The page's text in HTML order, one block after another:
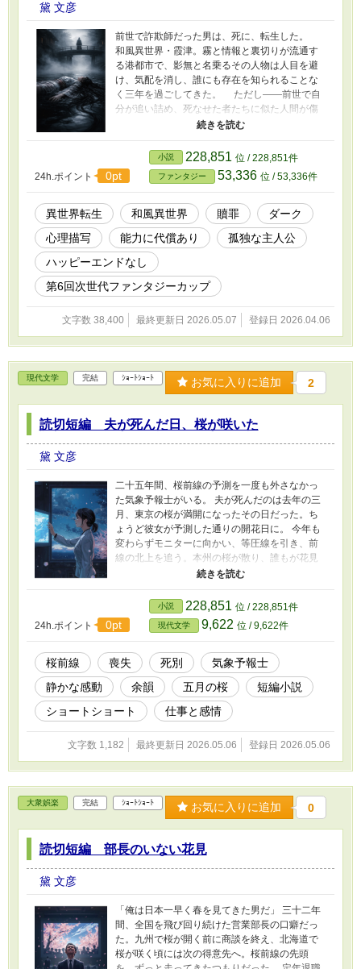
黛 文彦
前世で詐欺師だった男は、死に、転生した。
和風異世界・霞津。霧と情報と裏切りが流通す
る港都市で、影無と名乗るその人物は人目を避
け、気配を消し、誰にも存在を知られることな
く三年を過ごしてきた。 ただし——前世で自
分が追い詰め、死なせた者たちに似た人間が傷
つけられそうなとき、影無は動く。顔を変え、
名を変え、それが本当に贖罪なのか自己満足な
のか自分でも判断できないまま、密かに、その
手を伸ばし続ける。 能力を使うたびに、感情
が摩耗する。 感情が消えていけば、精霊・澪
の声も、やがて消える。 感情がすべて消えた
とき、影無は何のために動いているのか——も
はや知る術もなくなる。 これは勝利の物語で
はない。 成長の物語でも、ない。 罪を抱え
た人間が、罪と同じ形をした善意を使いなが
ら、少しずつ人間でなくなっていく——その過
程を、静かに、丁寧に描く。 「そう思ってい
た」と、影無はいつも思う。 本当にそうなの
かは、誰にもわからない。
24h.ポイント 0pt
小説 228,851 位 / 228,851件
ファンタジー 53,336 位 / 53,336件
異世界転生 和風異世界 贖罪
ダーク
心理描写
能力に代償あり
孤独な主人公
ハッピーエンドなし
第6回次世代ファンタジーカップ
文字数 38,400 最終更新日 2026.05.07 登録日 2026.04.06
現代文学 完結 ｼｮｰﾄｼｮｰﾄ お気に入りに追加 2
読切短編 夫が死んだ日、桜が咲いた
黛 文彦
二十五年間、桜前線の予測を一度も外さなかっ
た気象予報士がいる。 夫が死んだのは去年の三
月、東京の桜が満開になったその日だった。ち
ょうど彼女が予測した通りの開花日に。 今年も
変わらずモニターに向かい、等圧線を引き、前
線の北上を追う。本州の桜が散り、誰もが花見
を忘れた頃も、彼女だけはまだ前線を見続けて
いた。 前線が北へ進むほど、あの春から遠ざか
っていく。それが悲しいのか、救いなのか——
答えは出ないまま、今年も前線は北の果てへ向
かう。 二十五年間、唯一予測できなかったのは
夫の死だけだった。そしてもうひとつ、来年の
春、自分がどこに立っているかも、彼女には分
からない。
24h.ポイント 0pt
小説 228,851 位 / 228,851件
現代文学 9,622 位 / 9,622件
桜前線 喪失 死別
気象予報士
静かな感動
余韻 五月の桜
短編小説
ショートショート
仕事と感情
文字数 1,182 最終更新日 2026.05.06 登録日 2026.05.06
大衆娯楽 完結 ｼｮｰﾄｼｮｰﾄ お気に入りに追加 0
読切短編 部長のいない花見
黛 文彦
「俺は日本一早く春を見てきた男だ」 三十二年
間、全国を飛び回り続けた営業部長の口癖だっ
た。九州で桜が開く前に商談を終え、北海道で
桜が咲く頃には次の得意先へ。桜前線の先頭